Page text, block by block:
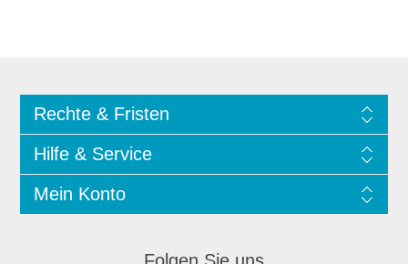
Rechte & Fristen
Hilfe & Service
Mein Konto